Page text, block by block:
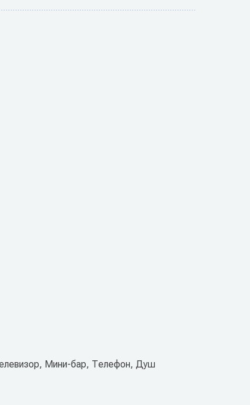
Мини-бар, Телефон, Душ